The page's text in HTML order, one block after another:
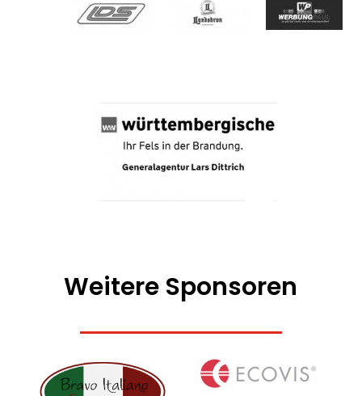
Weitere Sponsoren